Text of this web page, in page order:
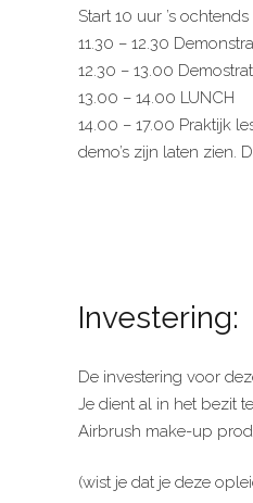
Start 10 uur ’s
11.30 – 12.30
12.30 – 13.00
13.00 – 14.00 LUNCH
14.00 – 17.00 Praktijk
demo’s zijn laten zien.
Investering:
De investering voor
Je dient al in het bezit
Airbrush make-up
(wist je dat je deze